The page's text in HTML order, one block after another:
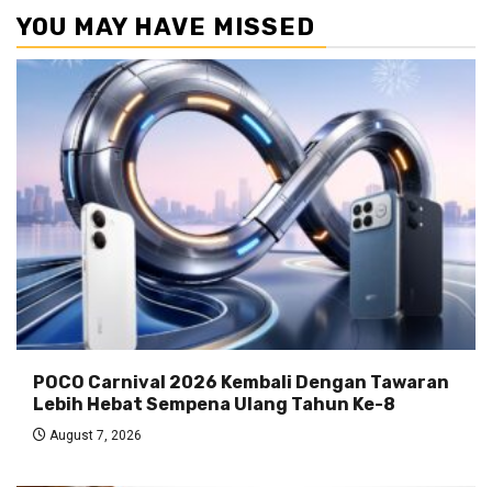
YOU MAY HAVE MISSED
POCO Carnival 2026 Kembali Dengan Tawaran
Lebih Hebat Sempena Ulang Tahun Ke-8
August 7, 2026